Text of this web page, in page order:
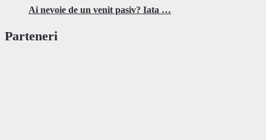
Ai nevoie de un venit pasiv? Iata …
Parteneri